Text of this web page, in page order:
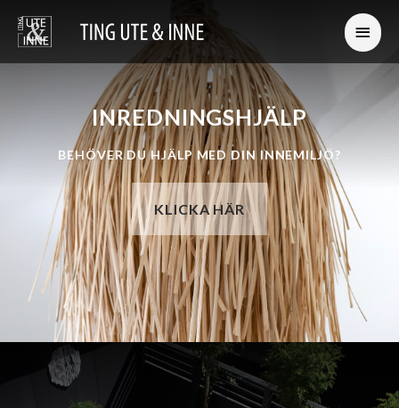
INREDNINGSHJÄLP
BEHÖVER DU HJÄLP MED DIN INNEMILJÖ?
KLICKA HÄR